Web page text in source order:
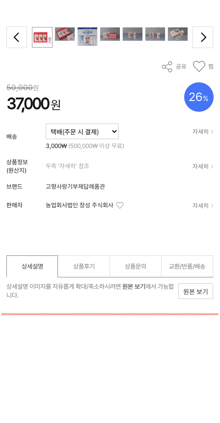
공유 찜
26%
50,000원
37,000원
배송
자세히
3,000₩ (500,000₩ 이상 무료)
상품정보
(원산지)
우측 '자세히' 참조 자세히
브랜드 고향사랑기부제답례품관
판매자 농업회사법인 창성 주식회사 자세히
상세설명 상품후기 상품문의 교환/반품/배송
상세설명 이미지를 자유롭게 확대/축소하시려면원본 보기에서 가능합
니다.
원본 보기